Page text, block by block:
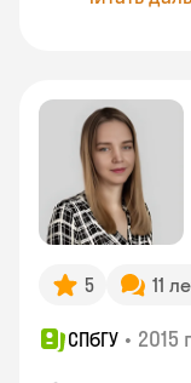
5 11
СПбГУ • 2015